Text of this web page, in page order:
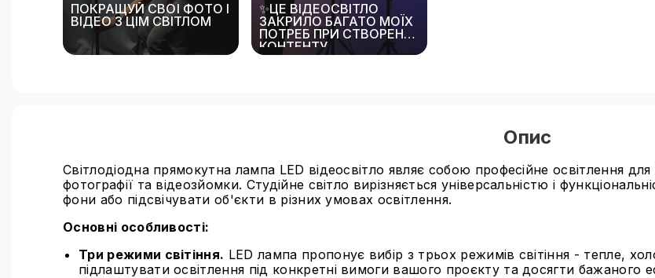
ПОКРАЩУЙ СВОЇ ФОТО І
ВІДЕО З ЦІМ СВІТЛОМ
✨ЦЕ ВІДЕОСВІТЛО
ЗАКРИЛО БАГАТО МОЇХ
ПОТРЕБ ПРИ СТВОРЕННІ
КОНТЕНТУ
‪@lux100official‬
Опис
Світлодіодна прямокутна лампа LED відеосвітло являє собою професійне освітлення
фотографії та відеозйомки. Студійне світло вирізняється універсальністю і
фони або підсвічувати об'єкти в різних умовах освітлення.
Основні особливості:
Три режими світіння. LED лампа пропонує вибір з трьох режимів світіння - тепле,
підлаштувати освітлення під конкретні вимоги вашого проєкту та досягти бажаного